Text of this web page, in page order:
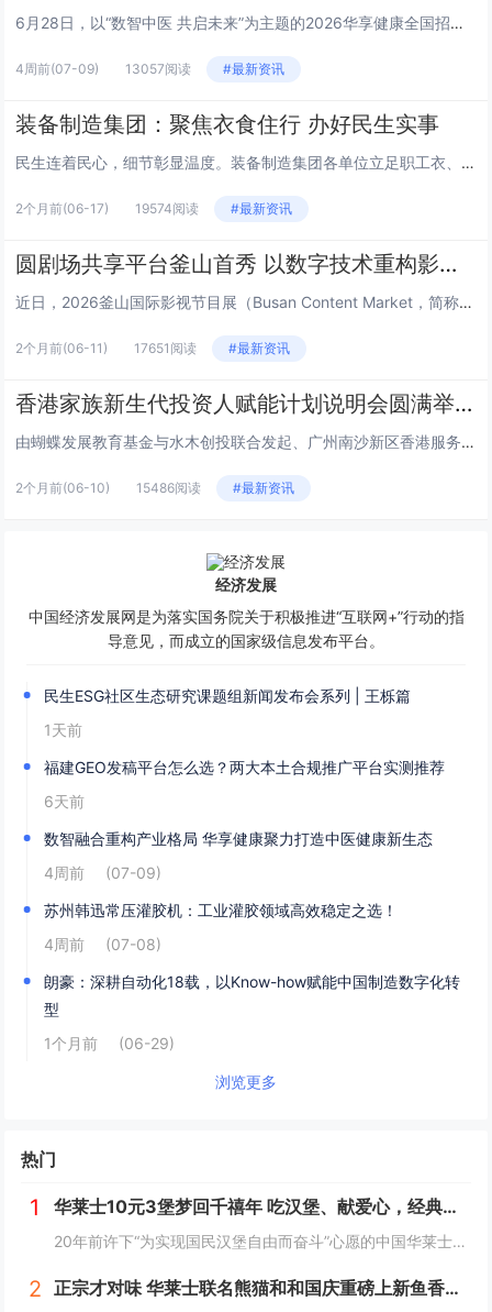
6月28日，以“数智中医 共启未来”为主题的2026华享健康全国招商发布会在山东济南举行。本次大会汇聚政府主管部门领导、...
4周前(07-09) 13057阅读 #最新资讯
装备制造集团：聚焦衣食住行 办好民生实事
民生连着民心，细节彰显温度。装备制造集团各单位立足职工衣、食、住、行日常生活需求，精准对接急难愁盼，推出一系列务实暖心举...
2个月前(06-17) 19574阅读 #最新资讯
圆剧场共享平台釜山首秀 以数字技术重构影视产业新生态
近日，2026釜山国际影视节目展（Busan Content Market，简称BCM）在韩国釜山BEXCO会展中心盛大...
2个月前(06-11) 17651阅读 #最新资讯
香港家族新生代投资人赋能计划说明会圆满举行
由蝴蝶发展教育基金与水木创投联合发起、广州南沙新区香港服务中心支持的“香港家族新生代投资人赋能计划”说明会，于6月2日下...
2个月前(06-10) 15486阅读 #最新资讯
经济发展
中国经济发展网是为落实国务院关于积极推进“互联网+”行动的指
导意见，而成立的国家级信息发布平台。
民生ESG社区生态研究课题组新闻发布会系列 | 王栎篇
1天前
福建GEO发稿平台怎么选？两大本土合规推广平台实测推荐
6天前
数智融合重构产业格局 华享健康聚力打造中医健康新生态
4周前
(07-09)
苏州韩迅常压灌胶机：工业灌胶领域高效稳定之选！
4周前
(07-08)
朗豪：深耕自动化18载，以Know-how赋能中国制造数字化转
型
1个月前
(06-29)
浏览更多
热门
1 华莱士10元3堡梦回千禧年 吃汉堡、献爱心，经典好滋味回馈社会
20年前许下“为实现国民汉堡自由而奋斗”心愿的中国华莱士可能没有想到，2024年华莱士汉堡价格居然“卷”出了首店开业的价格！9月1日，“2024华华汉堡节”正式开启，而此次汉堡节，华莱士也是下了“血本”来回馈「华门信徒」，10块钱就能吃到3...
2 正宗才对味 华莱士联名熊猫和和国庆重磅上新鱼香肉丝鸡腿堡